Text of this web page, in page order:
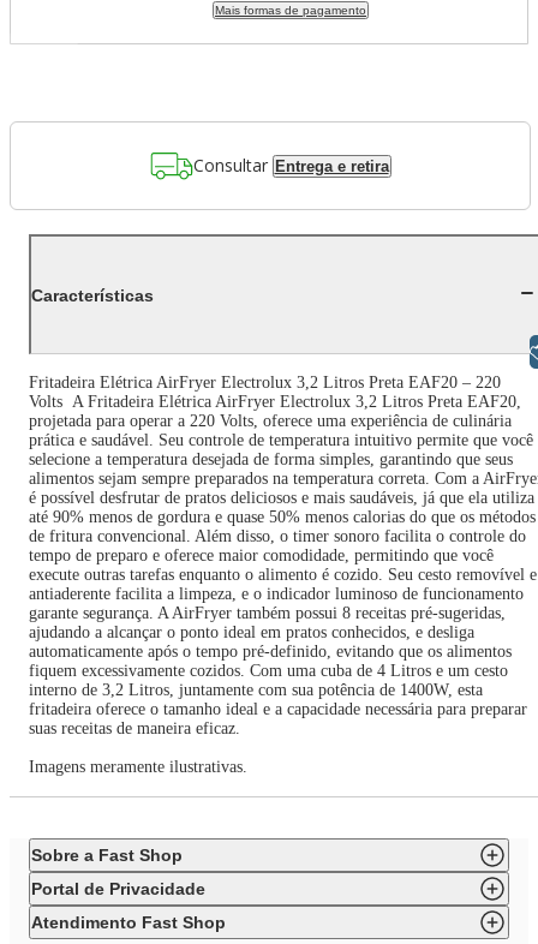
Mais formas de pagamento
Consultar Entrega e retira
Características
Fritadeira Elétrica AirFryer Electrolux 3,2 Litros Preta EAF20 – 220
Volts A Fritadeira Elétrica AirFryer Electrolux 3,2 Litros Preta EAF20,
projetada para operar a 220 Volts, oferece uma experiência de culinária
prática e saudável. Seu controle de temperatura intuitivo permite que você
selecione a temperatura desejada de forma simples, garantindo que seus
alimentos sejam sempre preparados na temperatura correta. Com a
é possível desfrutar de pratos deliciosos e mais saudáveis, já que ela utiliza
até 90% menos de gordura e quase 50% menos calorias do que os métodos
de fritura convencional. Além disso, o timer sonoro facilita o controle do
tempo de preparo e oferece maior comodidade, permitindo que você
execute outras tarefas enquanto o alimento é cozido. Seu cesto removível e
antiaderente facilita a limpeza, e o indicador luminoso de funcionamento
garante segurança. A AirFryer também possui 8 receitas pré-sugeridas,
ajudando a alcançar o ponto ideal em pratos conhecidos, e desliga
automaticamente após o tempo pré-definido, evitando que os alimentos
fiquem excessivamente cozidos. Com uma cuba de 4 Litros e um cesto
interno de 3,2 Litros, juntamente com sua potência de 1400W, esta
fritadeira oferece o tamanho ideal e a capacidade necessária para preparar
suas receitas de maneira eficaz.
Imagens meramente ilustrativas.
Sobre a Fast Shop
Portal de Privacidade
Atendimento Fast Shop
Libras